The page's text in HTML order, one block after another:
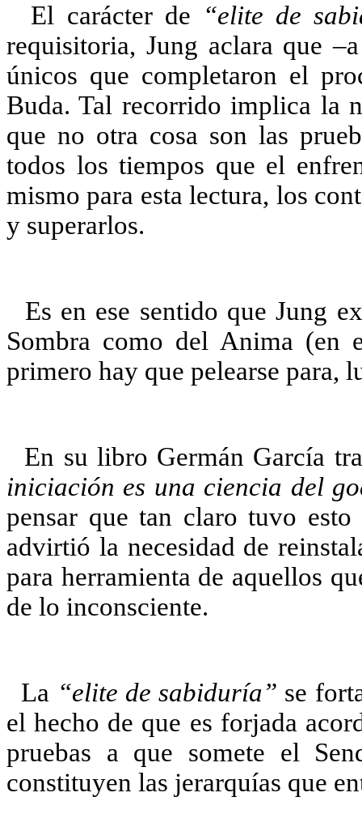
El carácter de “elite de
requisitoria, Jung aclara que
únicos que completaron el
Buda. Tal recorrido implica la
que no otra cosa son las
todos los tiempos que el
mismo para esta lectura, los
y superarlos.
Es en ese sentido que Jung
Sombra como del Anima
primero hay que pelearse para,
En su libro Germán García
iniciación es una ciencia del
pensar que tan claro tuvo
advirtió la necesidad de
para herramienta de aquellos
de lo inconsciente.
La “elite de sabiduría” se
el hecho de que es forjada
pruebas a que somete el
constituyen las jerarquías que